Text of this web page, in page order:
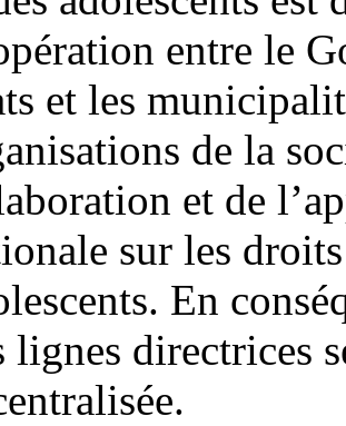
entre le
et les
de la
et de
sur les
En
lignes directrices